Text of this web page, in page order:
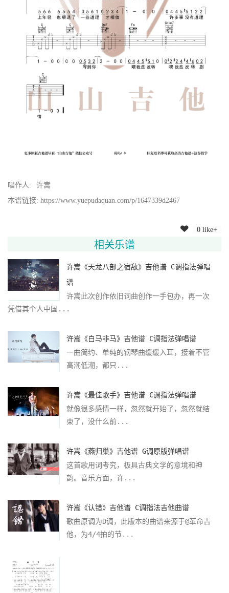
唱作人:
许嵩
本谱链接: https://www.yuepudaquan.com/p/1647339d2467
0 like+
相关乐谱
许嵩《天龙八部之宿敌》吉他谱 C调指法弹唱
谱
许嵩此次创作依旧词曲创作一手包办，再一次
凭借其个人中国...
许嵩《白马非马》吉他谱 C调指法弹唱谱
一曲简约、单纯的钢琴曲缓缓入耳，接着不管
高潮低潮，都只...
许嵩《最佳歌手》吉他谱 C调指法弹唱谱
就像很多感情一样，忽然就开始了，忽然就结
束了，没什么前...
许嵩《燕归巢》吉他谱 G调原版弹唱谱
这首歌用词考究，极具古典文学的意境和神
韵。音乐方面，许...
许嵩《认错》吉他谱 C调指法吉他曲谱
歌曲原调为D调，此版本的曲谱来源于@革命吉
他，为4/4拍的节...